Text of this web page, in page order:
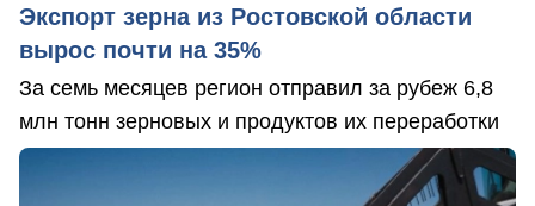
Экспорт зерна из Ростовской области
вырос почти на 35%
За семь месяцев регион отправил за рубеж 6,8
млн тонн зерновых и продуктов их переработки